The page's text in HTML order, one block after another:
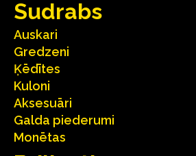
Sudrabs
Auskari
Gredzeni
Ķēdītes
Kuloni
Aksesuāri
Galda piederumi
Monētas